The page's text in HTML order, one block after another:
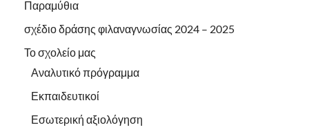
Παραμύθια
σχέδιο δράσης φιλαναγνωσίας 2024 – 2025
Το σχολείο μας
Αναλυτικό πρόγραμμα
Εκπαιδευτικοί
Εσωτερική αξιολόγηση